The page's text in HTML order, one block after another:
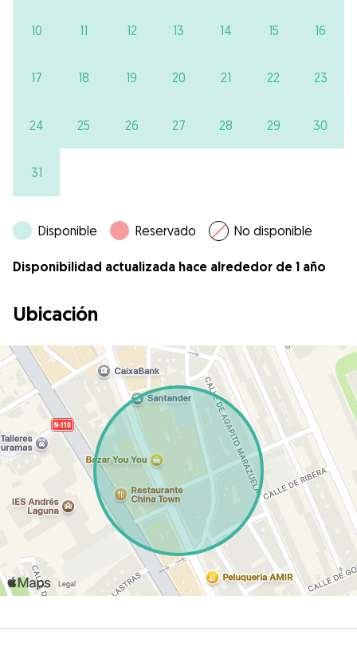
10 11 12 13 14 15 16
17 18 19 20 21 22 23
24 25 26 27 28 29 30
31
Disponible Reservado No disponible
Disponibilidad actualizada hace alrededor de 1 año
Ubicación